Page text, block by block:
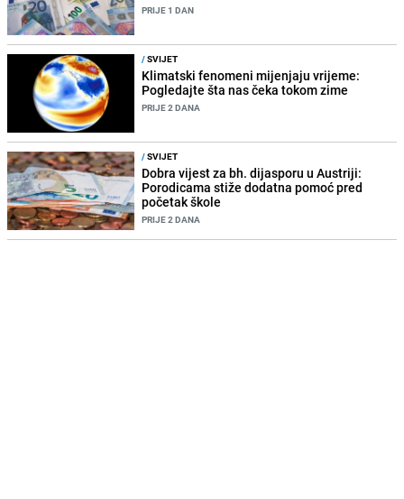
PRIJE 1 DAN
/SVIJET
Klimatski fenomeni mijenjaju vrijeme:
Pogledajte šta nas čeka tokom zime
PRIJE 2 DANA
/SVIJET
Dobra vijest za bh. dijasporu u Austriji:
Porodicama stiže dodatna pomoć pred
početak škole
PRIJE 2 DANA